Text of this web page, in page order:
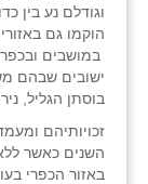
וגודלם נע בין
הוקמו גם
במושבים
ישובים שבהם
בוסתן הגליל,
זכויותיהם
השנים כאשר
באזור הכפרי